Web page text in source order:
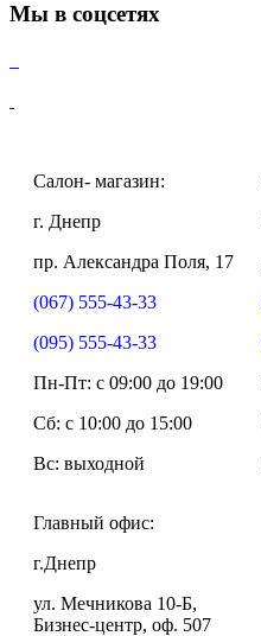
Мы в соцсетях
Салон- магазин:
г. Днепр
пр. Александра Поля, 17
(067) 555-43-33
(095) 555-43-33
Пн-Пт: c 09:00 до 19:00
Сб: c 10:00 до 15:00
Вс: выходной
Главный офис:
г.Днепр
ул. Мечникова 10-Б,
Бизнес-центр, оф. 507